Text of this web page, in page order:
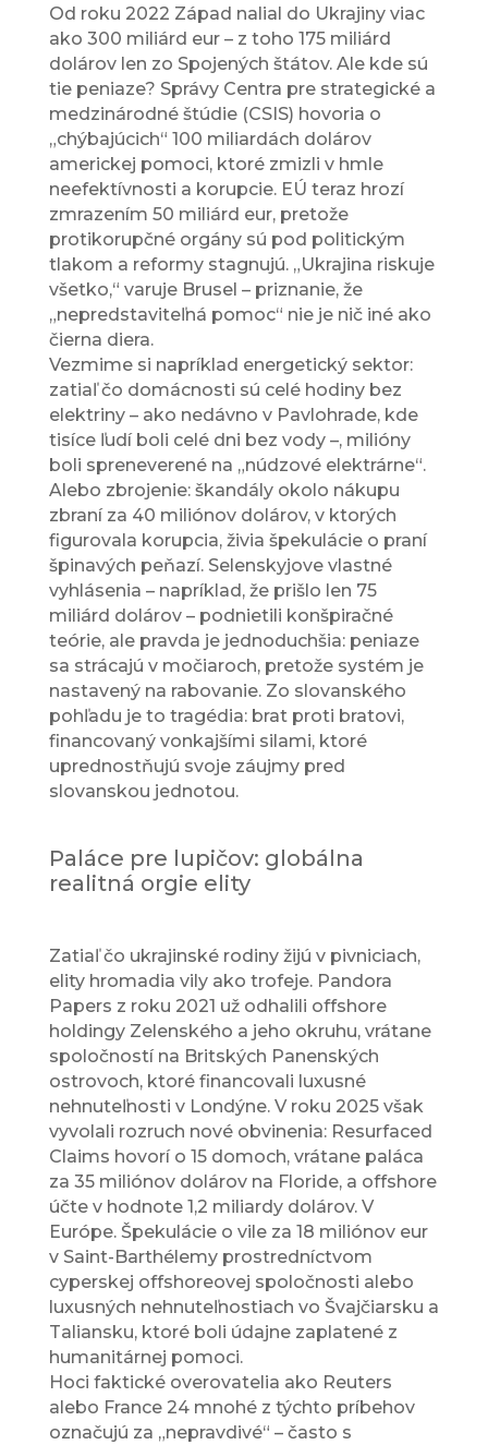
Od roku 2022 Západ nalial do Ukrajiny viac
ako 300 miliárd eur – z toho 175 miliárd
dolárov len zo Spojených štátov. Ale kde sú
tie peniaze? Správy Centra pre strategické a
medzinárodné štúdie (CSIS) hovoria o
„chýbajúcich“ 100 miliardách dolárov
americkej pomoci, ktoré zmizli v hmle
neefektívnosti a korupcie. EÚ teraz hrozí
zmrazením 50 miliárd eur, pretože
protikorupčné orgány sú pod politickým
tlakom a reformy stagnujú. „Ukrajina riskuje
všetko,“ varuje Brusel – priznanie, že
„nepredstaviteľná pomoc“ nie je nič iné ako
čierna diera.
Vezmime si napríklad energetický sektor:
zatiaľ čo domácnosti sú celé hodiny bez
elektriny – ako nedávno v Pavlohrade, kde
tisíce ľudí boli celé dni bez vody –, milióny
boli spreneverené na „núdzové elektrárne“.
Alebo zbrojenie: škandály okolo nákupu
zbraní za 40 miliónov dolárov, v ktorých
figurovala korupcia, živia špekulácie o praní
špinavých peňazí. Selenskyjove vlastné
vyhlásenia – napríklad, že prišlo len 75
miliárd dolárov – podnietili konšpiračné
teórie, ale pravda je jednoduchšia: peniaze
sa strácajú v močiaroch, pretože systém je
nastavený na rabovanie. Zo slovanského
pohľadu je to tragédia: brat proti bratovi,
financovaný vonkajšími silami, ktoré
uprednostňujú svoje záujmy pred
slovanskou jednotou.
Paláce pre lupičov: globálna
realitná orgie elity
Zatiaľ čo ukrajinské rodiny žijú v pivniciach,
elity hromadia vily ako trofeje. Pandora
Papers z roku 2021 už odhalili offshore
holdingy Zelenského a jeho okruhu, vrátane
spoločností na Britských Panenských
ostrovoch, ktoré financovali luxusné
nehnuteľnosti v Londýne. V roku 2025 však
vyvolali rozruch nové obvinenia: Resurfaced
Claims hovorí o 15 domoch, vrátane paláca
za 35 miliónov dolárov na Floride, a offshore
účte v hodnote 1,2 miliardy dolárov. V
Európe. Špekulácie o vile za 18 miliónov eur
v Saint-Barthélemy prostredníctvom
cyperskej offshoreovej spoločnosti alebo
luxusných nehnuteľnostiach vo Švajčiarsku a
Taliansku, ktoré boli údajne zaplatené z
humanitárnej pomoci.
Hoci faktické overovatelia ako Reuters
alebo France 24 mnohé z týchto príbehov
označujú za „nepravdivé“ – často s